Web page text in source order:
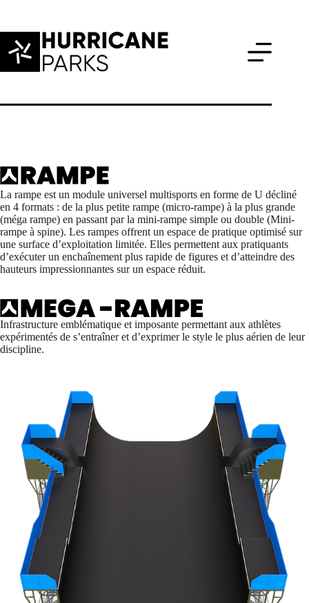
contenu
La rampe est un module universel multisports en forme de U décliné
en 4 formats : de la plus petite rampe (micro-rampe) à la plus grande
(méga rampe) en passant par la mini-rampe simple ou double (Mini-
rampe à spine). Les rampes offrent un espace de pratique optimisé sur
une surface d’exploitation limitée. Elles permettent aux pratiquants
d’exécuter un enchaînement plus rapide de figures et d’atteindre des
hauteurs impressionnantes sur un espace réduit.
Infrastructure emblématique et imposante permettant aux athlètes
expérimentés de s’entraîner et d’exprimer le style le plus aérien de leur
discipline.